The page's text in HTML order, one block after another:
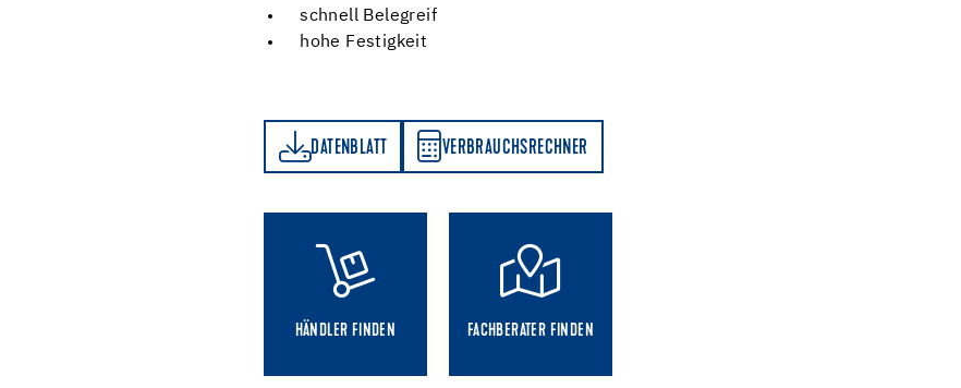
schnell Belegreif
hohe Festigkeit
DATENBLATT VERBRAUCHSRECHNER
VERBRAUCHSRECHNER
HÄNDLER FINDEN FACHBERATER FINDEN